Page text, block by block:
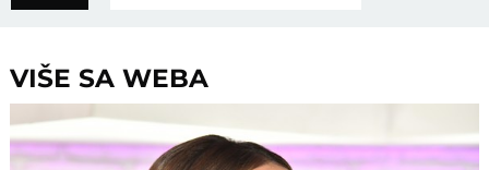
VIŠE SA WEBA